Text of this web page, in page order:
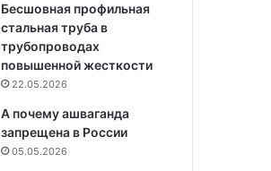
Бесшовная профильная
стальная труба в
трубопроводах
повышенной жесткости
22.05.2026
А почему ашваганда
запрещена в России
05.05.2026